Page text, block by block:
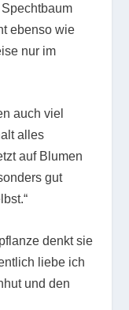
ebenso wie
nur im
auch viel
alles
auf Blumen
gut
denkt sie
liebe ich
und den